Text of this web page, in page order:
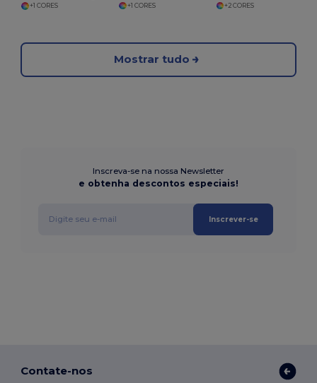
+1 CORES
+1 CORES
+2 CORES
Mostrar tudo
Inscreva-se na nossa Newsletter
e obtenha descontos especiais!
Inscrever-se
Contate-nos